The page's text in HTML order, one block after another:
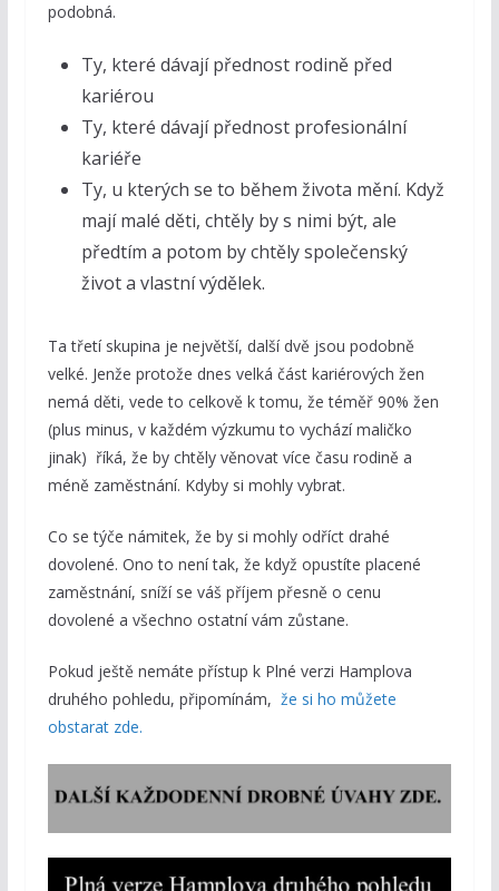
podobná.
Ty, které dávají přednost rodině před
kariérou
Ty, které dávají přednost profesionální
kariéře
Ty, u kterých se to během života mění. Když
mají malé děti, chtěly by s nimi být, ale
předtím a potom by chtěly společenský
život a vlastní výdělek.
Ta třetí skupina je největší, další dvě jsou podobně
velké. Jenže protože dnes velká část kariérových žen
nemá děti, vede to celkově k tomu, že téměř 90% žen
(plus minus, v každém výzkumu to vychází maličko
jinak) říká, že by chtěly věnovat více času rodině a
méně zaměstnání. Kdyby si mohly vybrat.
Co se týče námitek, že by si mohly odříct drahé
dovolené. Ono to není tak, že když opustíte placené
zaměstnání, sníží se váš příjem přesně o cenu
dovolené a všechno ostatní vám zůstane.
Pokud ještě nemáte přístup k Plné verzi Hamplova
druhého pohledu, připomínám, že si ho můžete
obstarat zde.